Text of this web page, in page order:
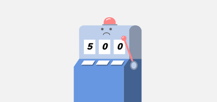
5 0 0